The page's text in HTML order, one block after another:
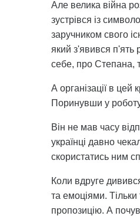
Але велика війна
зустрівся із
заручником свого
який з'явився п'ять
себе, про Степана,
А організації в цей
Поринувши у
Він не мав часу
українці давно
скористатись ним
Коли вдруге
та емоціями. Тільки
пропозицію. А